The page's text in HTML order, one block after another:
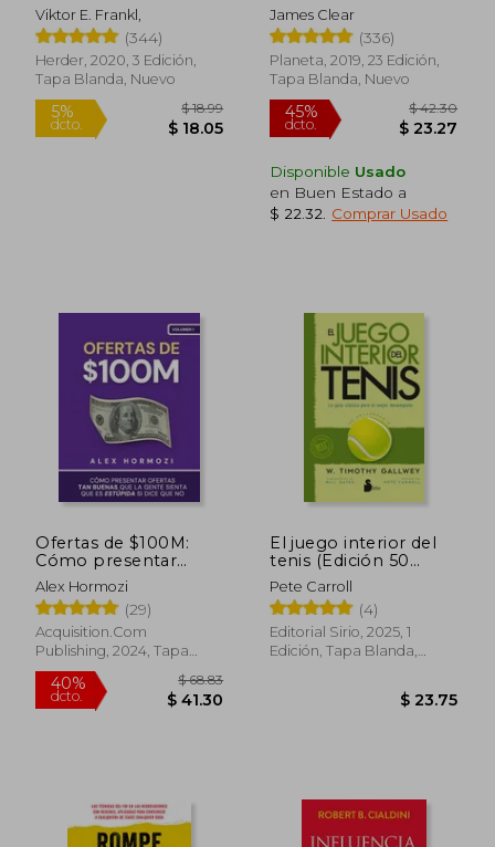
Viktor E. Frankl,
(344)
Herder, 2020, 3 Edición,
Tapa Blanda, Nuevo
5%
dcto.
James Clear
(336)
Planeta, 2019, 23 Edición,
Tapa Blanda, Nuevo
45%
dcto.
Disponible Usado
en Buen Estado a
$ 22.32
Comprar Usado
Ofertas de $100M:
Cómo presentar
ofertas tan buenas
que la gente sienta
que es estúpida si dice
que no
Alex Hormozi
(29)
Acquisition.Com
Publishing, 2024, Tapa
Blanda, Nuevo
El juego interior del
tenis (Edición 50
aniversario)
Pete Carroll
(4)
Editorial Sirio, 2025, 1
Edición, Tapa Blanda,